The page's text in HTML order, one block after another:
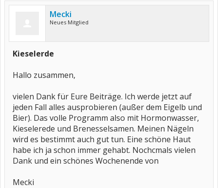
Mecki
Neues Mitglied
Kieselerde
Hallo zusammen,
vielen Dank für Eure Beiträge. Ich werde jetzt auf
jeden Fall alles ausprobieren (außer dem Eigelb und
Bier). Das volle Programm also mit Hormonwasser,
Kieselerede und Brenesselsamen. Meinen Nägeln
wird es bestimmt auch gut tun. Eine schöne Haut
habe ich ja schon immer gehabt. Nochcmals vielen
Dank und ein schönes Wochenende von
Mecki